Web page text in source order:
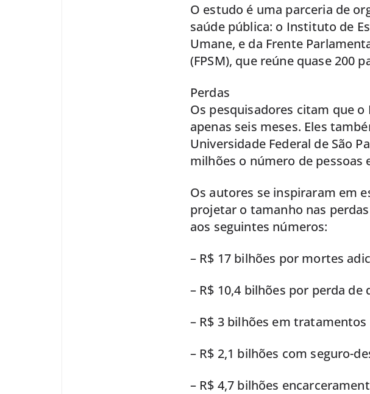
O estudo é uma parceria de
saúde pública: o Instituto de
Umane, e da Frente
(FPSM), que reúne quase 200
Perdas
Os pesquisadores citam que
apenas seis meses. Eles
Universidade Federal de São
milhões o número de pessoas
Os autores se inspiraram em
projetar o tamanho nas
aos seguintes números:
– R$ 17 bilhões por mortes
– R$ 10,4 bilhões por perda
– R$ 3 bilhões em
– R$ 2,1 bilhões com seguro-
– R$ 4,7 bilhões